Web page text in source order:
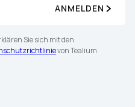
ANMELDEN
Sie sich mit den
von Tealium